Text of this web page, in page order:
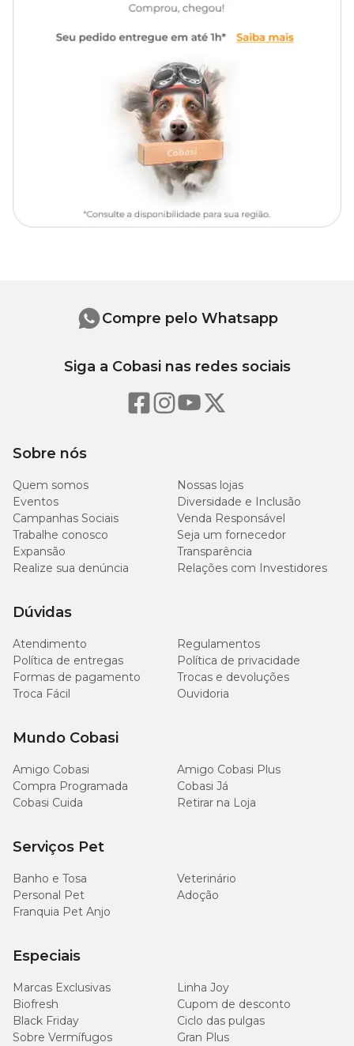
Há perigo se for ingerido, inalado ou absorvido pela pele. Portanto,
Não aplicar sobre alimentos e utensílios de cozinha, plantas e
Não fumar ou comer durante a aplicação.
Manter o produto na embalagem original.
Não reutilizar as embalagens vazias.
Só utilizar em lugar de difícil acesso a crianças e animais
Sobre nós
Quem somos
Nossas lojas
Eventos
Diversidade e Inclusão
Campanhas Sociais
Venda Responsável
Trabalhe conosco
Seja um fornecedor
Expansão
Transparência
Realize sua denúncia
Relações com Investidores
Dúvidas
Atendimento
Regulamentos
Política de entregas
Política de privacidade
Formas de pagamento
Trocas e devoluções
Troca Fácil
Ouvidoria
Mundo Cobasi
Amigo Cobasi
Amigo Cobasi Plus
Compra Programada
Cobasi Já
Cobasi Cuida
Retirar na Loja
Serviços Pet
Banho e Tosa
Veterinário
Personal Pet
Adoção
Franquia Pet Anjo
Especiais
Marcas Exclusivas
Linha Joy
Biofresh
Cupom de desconto
Black Friday
Ciclo das pulgas
Sobre Vermífugos
Gran Plus
Compre pelo Whatsapp
Siga a Cobasi nas redes sociais